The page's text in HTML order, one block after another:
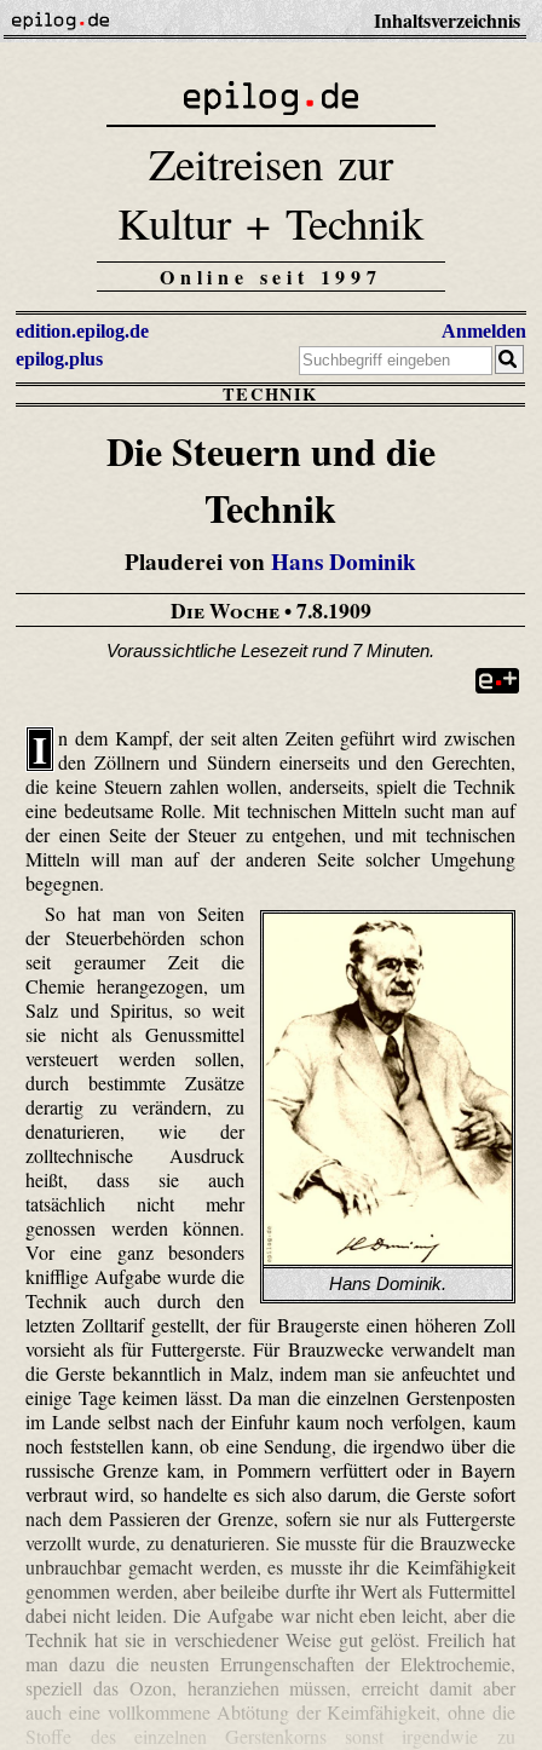
Inhaltsverzeichnis
Zeitreisen zur
Kultur + Technik
Online seit 1997
edition.epilog.de
epilog.plus
Anmelden
TECHNIK
Die Steuern und die
Technik
Plauderei vonHans Dominik
Die Woche• 7.8.1909
Voraussichtliche Lesezeit rund 7 Minuten.
I n dem Kampf, der seit alten Zeiten geführt wird zwischen
den Zöllnern und Sündern einerseits und den Gerechten,
die keine Steuern zahlen wollen, anderseits, spielt die Technik
eine bedeutsame Rolle. Mit technischen Mitteln sucht man auf
der einen Seite der Steuer zu entgehen, und mit technischen
Mitteln will man auf der anderen Seite solcher Umgehung
begegnen.
Hans Dominik.
So hat man von Seiten
der Steuerbehörden schon
seit geraumer Zeit die
Chemie herangezogen, um
Salz und Spiritus, so weit
sie nicht als Genussmittel
versteuert werden sollen,
durch bestimmte Zusätze
derartig zu verändern, zu
denaturieren, wie der
zolltechnische Ausdruck
heißt, dass sie auch
tatsächlich nicht mehr
genossen werden können.
Vor eine ganz besonders
knifflige Aufgabe wurde die
Technik auch durch den
letzten Zolltarif gestellt, der für Braugerste einen höheren Zoll
vorsieht als für Futtergerste. Für Brauzwecke verwandelt man
die Gerste bekanntlich in Malz, indem man sie anfeuchtet und
einige Tage keimen lässt. Da man die einzelnen Gerstenposten
im Lande selbst nach der Einfuhr kaum noch verfolgen, kaum
noch feststellen kann, ob eine Sendung, die irgendwo über die
russische Grenze kam, in Pommern verfüttert oder in Bayern
verbraut wird, so handelte es sich also darum, die Gerste sofort
nach dem Passieren der Grenze, sofern sie nur als Futtergerste
verzollt wurde, zu denaturieren. Sie musste für die Brauzwecke
unbrauchbar gemacht werden, es musste ihr die Keimfähigkeit
genommen werden, aber beileibe durfte ihr Wert als Futtermittel
dabei nicht leiden. Die Aufgabe war nicht eben leicht, aber die
Technik hat sie in verschiedener Weise gut gelöst. Freilich hat
man dazu die neusten Errungenschaften der Elektrochemie,
speziell das Ozon, heranziehen müssen, erreicht damit aber
auch eine vollkommene Abtötung der Keimfähigkeit, ohne die
Stoffe des einzelnen Gerstenkorns sonst irgendwie zu